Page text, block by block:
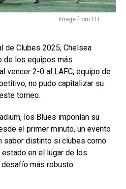
Image from EFE
de Clubes 2025, Chelsea
de los equipos más
vencer 2-0 al LAFC, equipo de
no pudo capitalizar su
torneo.
los Blues imponían su
el primer minuto, un evento
sabor distinto si clubes como
en el lugar de los
más robusto.